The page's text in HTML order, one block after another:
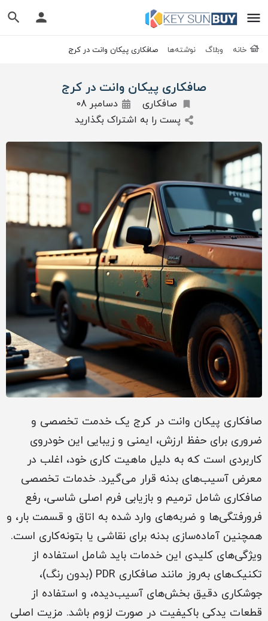
خانه وبلاگ نوشته‌ها صافکاری پیکان وانت در کرج
صافکاری پیکان وانت در کرج
صافکاری
دسامبر 08
پست را به اشتراک بگذارید
صافکاری پیکان وانت در کرج یک خدمت تخصصی و
ضروری برای حفظ ارزش، ایمنی و زیبایی این خودروی
کاربردی است که به دلیل ماهیت کاری خود، اغلب در
معرض آسیب‌های بدنه قرار می‌گیرد. خدمات تخصصی
صافکاری شامل ترمیم و بازیابی فرم اصلی شاسی، رفع
فرورفتگی‌ها و ضربه‌های وارد شده به اتاق و قسمت بار، و
همچنین آماده‌سازی بدنه برای نقاشی یا بتونه‌کاری است.
ویژگی‌های کلیدی این خدمات باید شامل استفاده از
تکنیک‌های به‌روز مانند صافکاری PDR (بدون رنگ)،
جوشکاری دقیق بخش‌های آسیب‌دیده، و استفاده از
قطعات یدکی باکیفیت در صورت لزوم باشد. مزیت اصلی